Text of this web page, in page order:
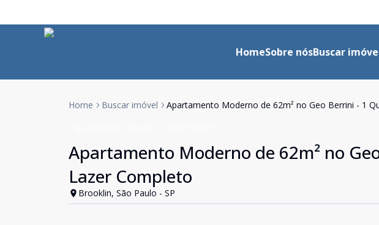
HomeSobre nósBuscar
Home Buscar imóvel Apartamento Moderno de 62m² no Geo Berrini - 1
Apartamento Moderno de 62m² no
Lazer Completo
Brooklin, São Paulo - SP